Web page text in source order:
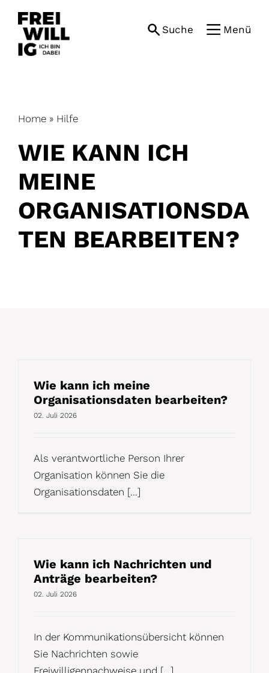
content
Suche Menü
Home » Hilfe
WIE KANN ICH
MEINE
ORGANISATIONSDA
TEN BEARBEITEN?
Wie kann ich meine
Organisationsdaten bearbeiten?
02. Juli 2026
Als verantwortliche Person Ihrer
Organisation können Sie die
Organisationsdaten [...]
Wie kann ich Nachrichten und
Anträge bearbeiten?
02. Juli 2026
In der Kommunikationsübersicht können
Sie Nachrichten sowie
Freiwilligennachweise und [...]